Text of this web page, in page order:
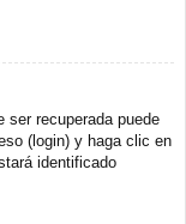
ser recuperada puede
(login) y haga clic en
identificado